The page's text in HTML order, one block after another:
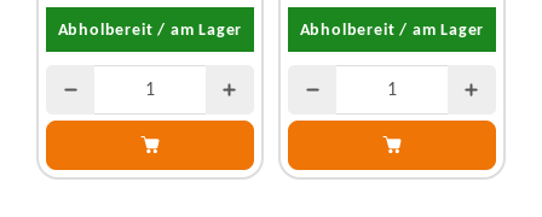
Abholbereit / am Lager Abholbereit / am Lager